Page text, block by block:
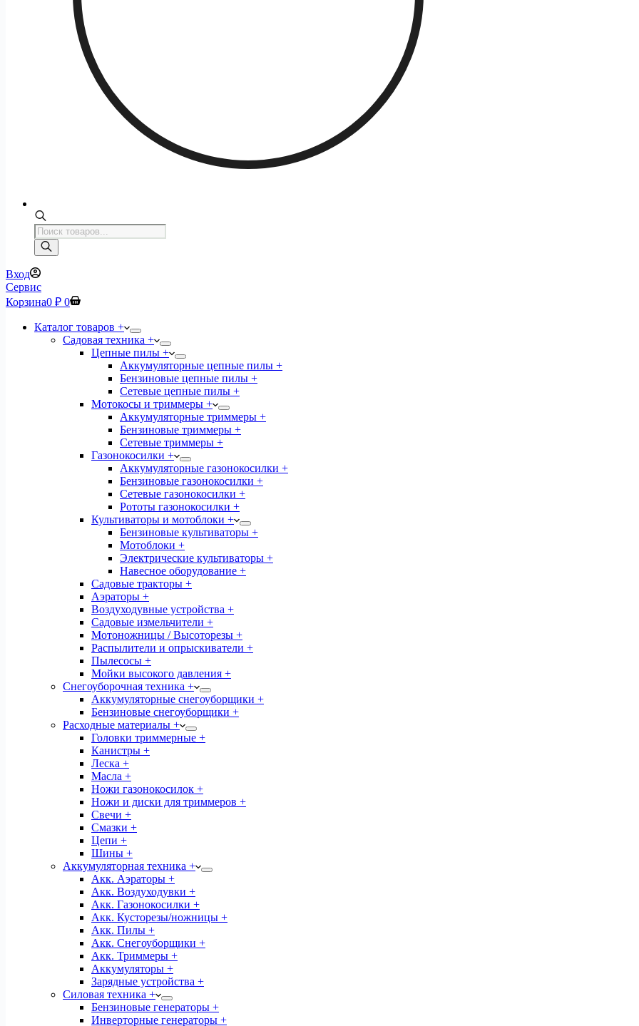
Поиск
товаров
Вход
Сервис
Корзина0 ₽ 0
Каталог товаров +
Садовая техника +
Цепные пилы +
Аккумуляторные цепные пилы +
Бензиновые цепные пилы +
Сетевые цепные пилы +
Мотокосы и триммеры +
Аккумуляторные триммеры +
Бензиновые триммеры +
Сетевые триммеры +
Газонокосилки +
Аккумуляторные газонокосилки +
Бензиновые газонокосилки +
Сетевые газонокосилки +
Рототы газонокосилки +
Культиваторы и мотоблоки +
Бензиновые культиваторы +
Мотоблоки +
Электрические культиваторы +
Навесное оборудование +
Садовые тракторы +
Аэраторы +
Воздуходувные устройства +
Садовые измельчители +
Мотоножницы / Высоторезы +
Распылители и опрыскиватели +
Пылесосы +
Мойки высокого давления +
Снегоуборочная техника +
Аккумуляторные снегоуборщики +
Бензиновые снегоуборщики +
Расходные материалы +
Головки триммерные +
Канистры +
Леска +
Масла +
Ножи газонокосилок +
Ножи и диски для триммеров +
Свечи +
Смазки +
Цепи +
Шины +
Аккумуляторная техника +
Акк. Аэраторы +
Акк. Воздуходувки +
Акк. Газонокосилки +
Акк. Кусторезы/ножницы +
Акк. Пилы +
Акк. Снегоуборщики +
Акк. Триммеры +
Аккумуляторы +
Зарядные устройства +
Силовая техника +
Бензиновые генераторы +
Инверторные генераторы +